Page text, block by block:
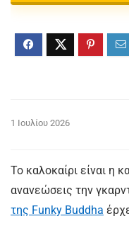
1 Ιουλίου 2026
Το καλοκαίρι είναι η
ανανεώσεις την
της Funky Buddha